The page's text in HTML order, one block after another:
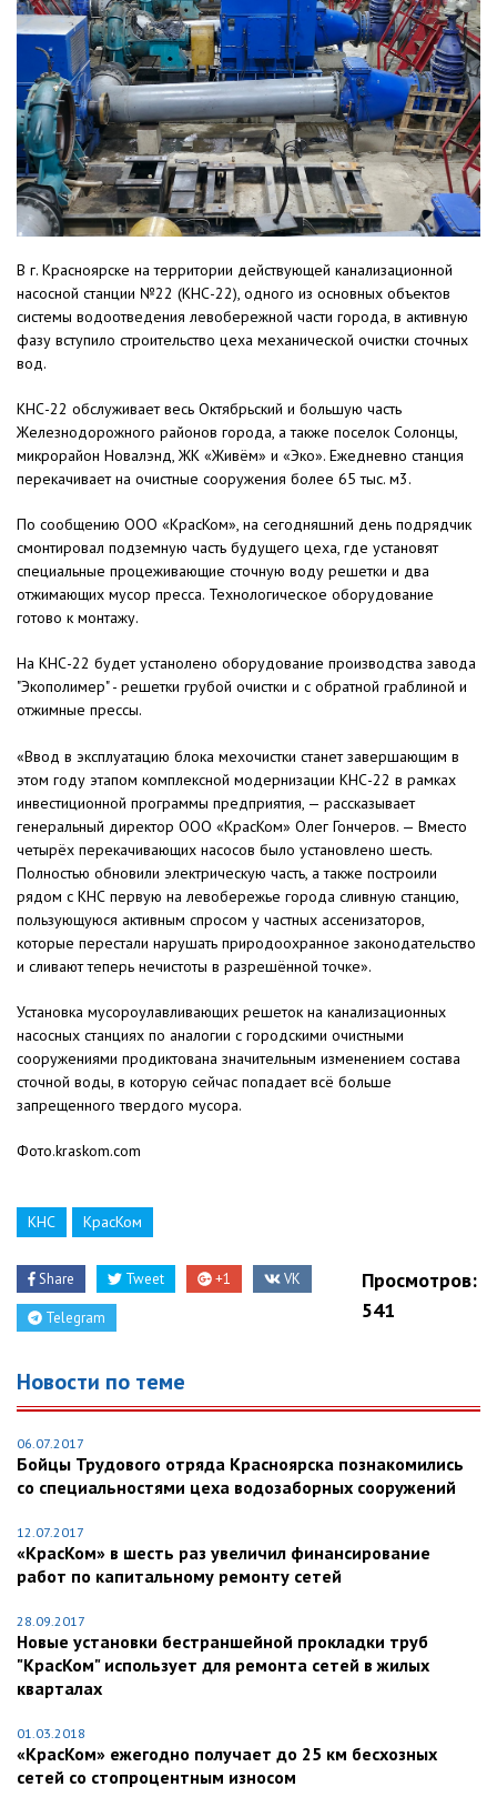
В г. Красноярске на территории действующей канализационной
насосной станции №22 (КНС-22), одного из основных объектов
системы водоотведения левобережной части города, в активную
фазу вступило строительство цеха механической очистки сточных
вод.
КНС-22 обслуживает весь Октябрьский и большую часть
Железнодорожного районов города, а также поселок Солонцы,
микрорайон Новалэнд, ЖК «Живём» и «Эко». Ежедневно станция
перекачивает на очистные сооружения более 65 тыс. м3.
По сообщению ООО «КрасКом», на сегодняшний день подрядчик
смонтировал подземную часть будущего цеха, где установят
специальные процеживающие сточную воду решетки и два
отжимающих мусор пресса. Технологическое оборудование
готово к монтажу.
На КНС-22 будет устанолено оборудование производства завода
"Экополимер" - решетки грубой очистки и с обратной граблиной и
отжимные прессы.
«Ввод в эксплуатацию блока мехочистки станет завершающим в
этом году этапом комплексной модернизации КНС-22 в рамках
инвестиционной программы предприятия, — рассказывает
генеральный директор ООО «КрасКом» Олег Гончеров. — Вместо
четырёх перекачивающих насосов было установлено шесть.
Полностью обновили электрическую часть, а также построили
рядом с КНС первую на левобережье города сливную станцию,
пользующуюся активным спросом у частных ассенизаторов,
которые перестали нарушать природоохранное законодательство
и сливают теперь нечистоты в разрешённой точке».
Установка мусороулавливающих решеток на канализационных
насосных станциях по аналогии с городскими очистными
сооружениями продиктована значительным изменением состава
сточной воды, в которую сейчас попадает всё больше
запрещенного твердого мусора.
Фото.kraskom.com
КНС КрасКом
Share Tweet +1 VK
Telegram
Просмотров:
541
Новости по теме
06.07.2017
Бойцы Трудового отряда Красноярска познакомились
со специальностями цеха водозаборных сооружений
12.07.2017
«КрасКом» в шесть раз увеличил финансирование
работ по капитальному ремонту сетей
28.09.2017
Новые установки бестраншейной прокладки труб
"КрасКом" использует для ремонта сетей в жилых
кварталах
01.03.2018
«КрасКом» ежегодно получает до 25 км бесхозных
сетей со стопроцентным износом